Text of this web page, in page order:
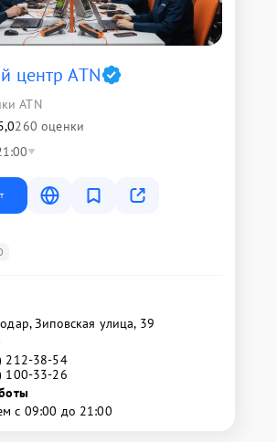
центр ATN
ATN
260 оценки
Зиповская улица, 39
212-38-54
100-33-26
с 09:00 до 21:00